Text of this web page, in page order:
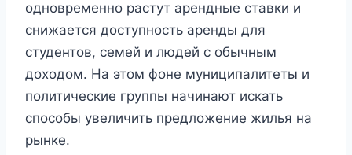
одновременно растут арендные ставки и
снижается доступность аренды для
студентов, семей и людей с обычным
доходом. На этом фоне муниципалитеты и
политические группы начинают искать
способы увеличить предложение жилья на
рынке.